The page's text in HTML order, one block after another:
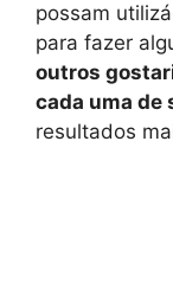
possam
para fazer
outros
cada uma de
resultados